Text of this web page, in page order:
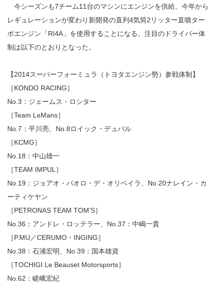
今シーズンも7チーム11台のマシンにエンジンを供給。今年から
レギュレーションが変わり新開発の直列4気筒2リッター直噴ター
ボエンジン「RI4A」を使用することになる。注目のドライバー体
制は以下のとおりとなった。
【2014スーパーフォーミュラ（トヨタエンジン勢）参戦体制】
［KONDO RACING］
No.3：ジェームス・ロシター
［Team LeMans］
No.7：平川亮、No.8ロイック・デュバル
［KCMG］
No.18：中山雄一
［TEAM IMPUL］
No.19：ジョアオ・パオロ・デ・オリベイラ、No.20ナレイン・カ
ーティケヤン
［PETRONAS TEAM TOM’S］
No.36：アンドレ・ロッテラー、No.37：中嶋一貴
［P.MU／CERUMO・INGING］
No.38：石浦宏明、No.39：国本雄資
［TOCHIGI Le Beauset Motorsports］
No.62：嵯峨宏紀